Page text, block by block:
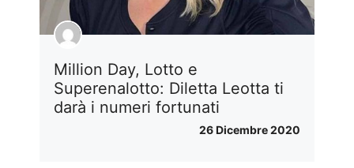
Million Day, Lotto e
Superenalotto: Diletta Leotta ti
darà i numeri fortunati
26 Dicembre 2020